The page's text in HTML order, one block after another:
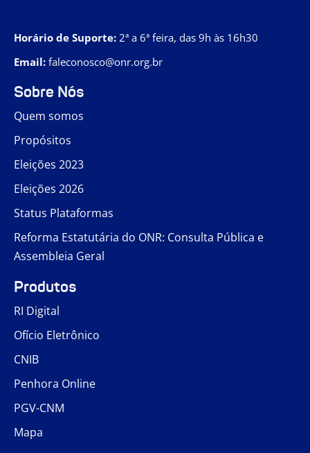
Horário de Suporte: 2ª a 6ª feira, das 9h às 16h30
Email: faleconosco@onr.org.br
Sobre Nós
Quem somos
Propósitos
Eleições 2023
Eleições 2026
Status Plataformas
Reforma Estatutária do ONR: Consulta Pública e
Assembleia Geral
Produtos
RI Digital
Ofício Eletrônico
CNIB
Penhora Online
PGV-CNM
Mapa